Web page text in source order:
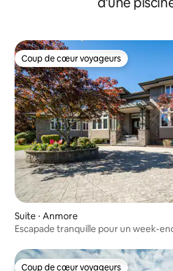
Coup de cœur voyageurs
Coup de cœur voyageurs
Suite ⋅ Anmore
Escapade tranquille pour un week-
Coup de cœur voyageurs